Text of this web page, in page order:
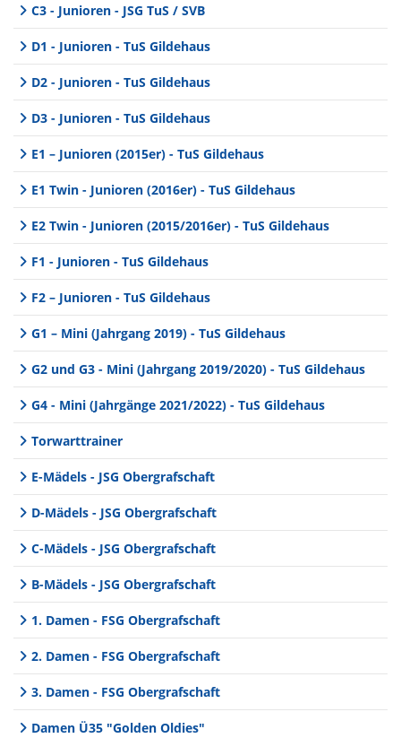
C3 - Junioren - JSG TuS / SVB
D1 - Junioren - TuS Gildehaus
D2 - Junioren - TuS Gildehaus
D3 - Junioren - TuS Gildehaus
E1 – Junioren (2015er) - TuS Gildehaus
E1 Twin - Junioren (2016er) - TuS Gildehaus
E2 Twin - Junioren (2015/2016er) - TuS Gildehaus
F1 - Junioren - TuS Gildehaus
F2 – Junioren - TuS Gildehaus
G1 – Mini (Jahrgang 2019) - TuS Gildehaus
G2 und G3 - Mini (Jahrgang 2019/2020) - TuS Gildehaus
G4 - Mini (Jahrgänge 2021/2022) - TuS Gildehaus
Torwarttrainer
E-Mädels - JSG Obergrafschaft
D-Mädels - JSG Obergrafschaft
C-Mädels - JSG Obergrafschaft
B-Mädels - JSG Obergrafschaft
1. Damen - FSG Obergrafschaft
2. Damen - FSG Obergrafschaft
3. Damen - FSG Obergrafschaft
Damen Ü35 "Golden Oldies"